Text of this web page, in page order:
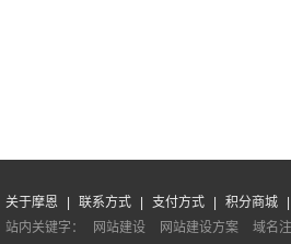
关于摩恩 联系方式 支付方式 积分商城
站内关键字：
网站建设 网站建设方案 域名